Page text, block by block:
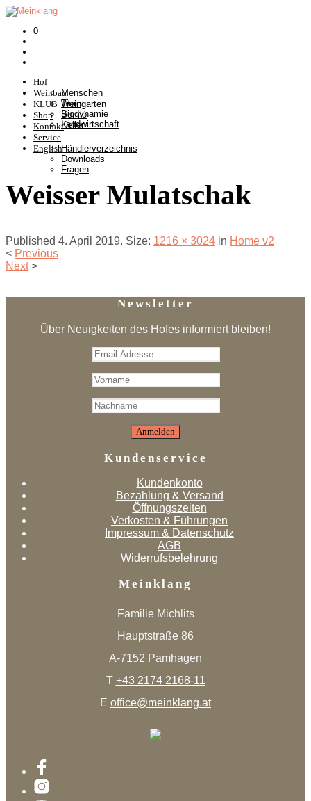
0
Hof
Menschen
Tiere
Biodynamie
Landwirtschaft
Weinbau
Weingarten
Somlò
Keller
KLUB
Shop
Kontakt
Service
Händlerverzeichnis
Downloads
Fragen
English
Weisser Mulatschak
Published 4. April 2019. Size: 1216 × 3024 in Home v2
< Previous
Next >
Newsletter
Über Neuigkeiten des Hofes informiert bleiben!
Kundenservice
Kundenkonto
Bezahlung & Versand
Öffnungszeiten
Verkosten & Führungen
Impressum & Datenschutz
AGB
Widerrufsbelehrung
Meinklang
Familie Michlits
Hauptstraße 86
A-7152 Pamhagen
T +43 2174 2168-11
E office@meinklang.at